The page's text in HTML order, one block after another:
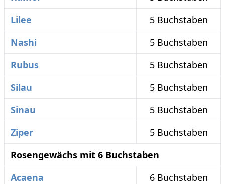
Lilee
5 Buchstaben
Nashi
5 Buchstaben
Rubus
5 Buchstaben
Silau
5 Buchstaben
Sinau
5 Buchstaben
Ziper
5 Buchstaben
Rosengewächs mit 6 Buchstaben
Acaena
6 Buchstaben